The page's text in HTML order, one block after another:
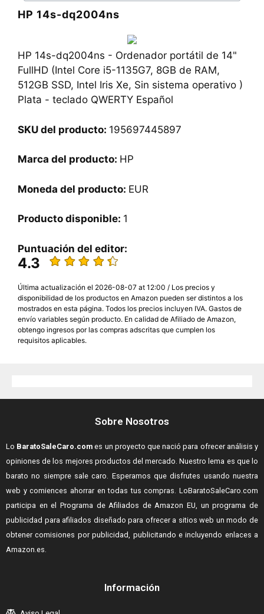
HP 14s-dq2004ns
HP 14s-dq2004ns - Ordenador portátil de 14"
FullHD (Intel Core i5-1135G7, 8GB de RAM,
512GB SSD, Intel Iris Xe, Sin sistema operativo )
Plata - teclado QWERTY Español
SKU del producto: 195697445897
Marca del producto: HP
Moneda del producto: EUR
Producto disponible: 1
Puntuación del editor:
4.3
Última actualización el 2026-08-07 at 12:00 / Los precios y
disponibilidad de los productos en Amazon pueden ser distintos a los
mostrados en esta página. Todos los precios incluyen IVA. Gastos de
envío variables según producto. En calidad de Afiliado de Amazon,
obtengo ingresos por las compras adscritas que cumplen los
requisitos aplicables.
Sobre Nosotros
Lo BaratoSaleCaro.com es un proyecto que nació para ofrecer análisis y
opiniones de los mejores productos del mercado. Nuestro lema es que lo
barato no siempre sale caro. Esperamos que disfrutes usando nuestra
web y comiences ahorrar en todas tus compras. LoBaratoSaleCaro.com
participa en el Programa de Afiliados de Amazon EU, un programa de
publicidad para afiliados diseñado para ofrecer a sitios web un modo de
obtener comisiones por publicidad, publicitando e incluyendo enlaces a
Amazon.es.
Información